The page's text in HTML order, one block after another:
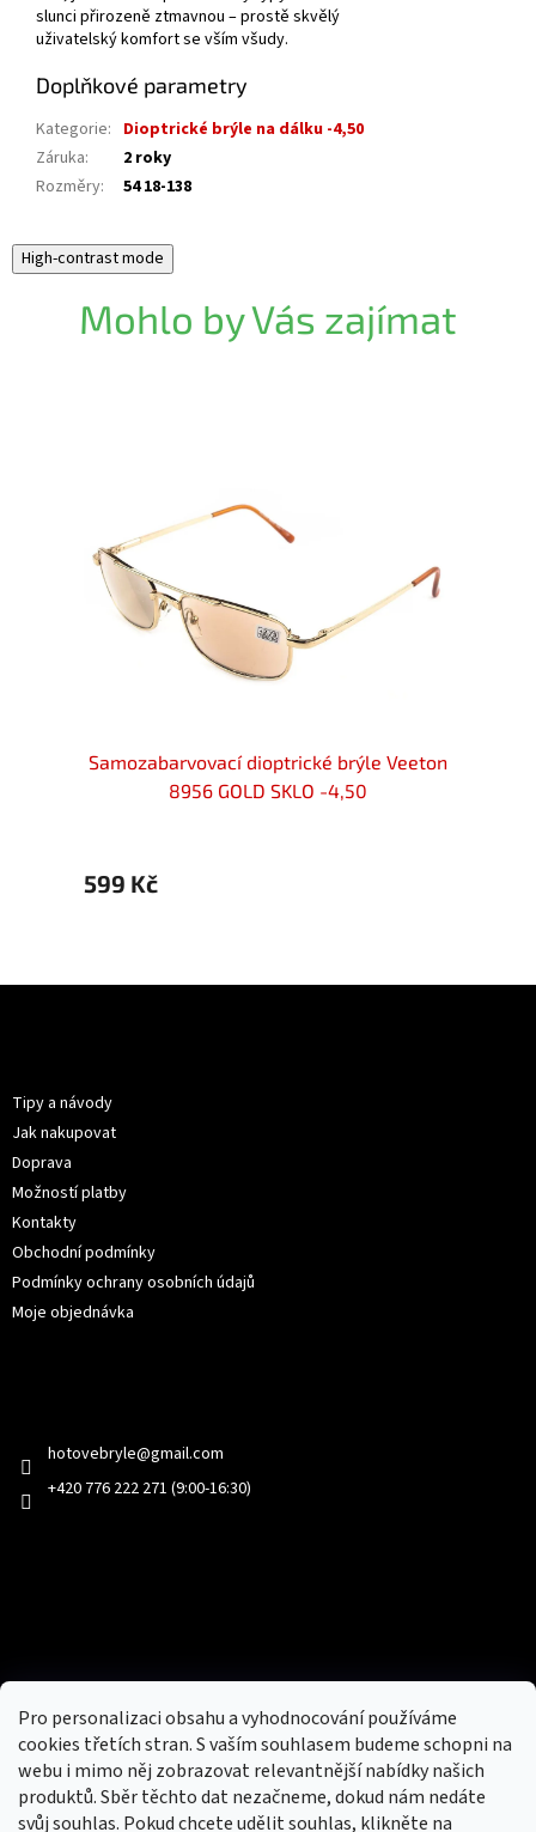
Pro personalizaci obsahu a vyhodnocování používáme
cookies třetích stran. S vaším souhlasem budeme schopni na
webu i mimo něj zobrazovat relevantnější nabídky našich
produktů. Sběr těchto dat nezačneme, dokud nám nedáte
svůj souhlas. Pokud chcete udělit souhlas, klikněte na
slunci přirozeně ztmavnou – prostě skvělý
uživatelský komfort se vším všudy.
Doplňkové parametry
Kategorie: Dioptrické brýle na dálku -4,50
Záruka:
2 roky
Rozměry: 54 18-138
High-contrast mode
Mohlo by Vás zajímat
Samozabarvovací dioptrické brýle Veeton
8956 GOLD SKLO -4,50
599 Kč
Tipy a návody
Jak nakupovat
Doprava
Možností platby
Kontakty
Obchodní podmínky
Podmínky ochrany osobních údajů
Moje objednávka
hotovebryle@gmail.com
+420 776 222 271 (9:00-16:30)